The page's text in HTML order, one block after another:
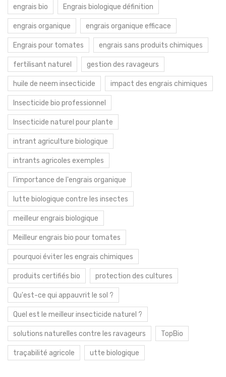
engrais bio Engrais biologique définition
engrais organique engrais organique efficace
Engrais pour tomates engrais sans produits chimiques
fertilisant naturel gestion des ravageurs
huile de neem insecticide impact des engrais chimiques
Insecticide bio professionnel
Insecticide naturel pour plante
intrant agriculture biologique
intrants agricoles exemples
l'importance de l'engrais organique
lutte biologique contre les insectes
meilleur engrais biologique
Meilleur engrais bio pour tomates
pourquoi éviter les engrais chimiques
produits certifiés bio protection des cultures
Qu'est-ce qui appauvrit le sol ?
Quel est le meilleur insecticide naturel ?
solutions naturelles contre les ravageurs TopBio
traçabilité agricole utte biologique